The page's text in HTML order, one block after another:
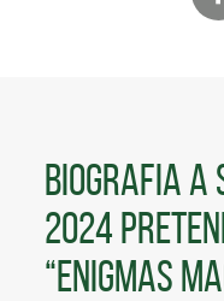
BIOGRAFIA A
2024
“ENIGMAS